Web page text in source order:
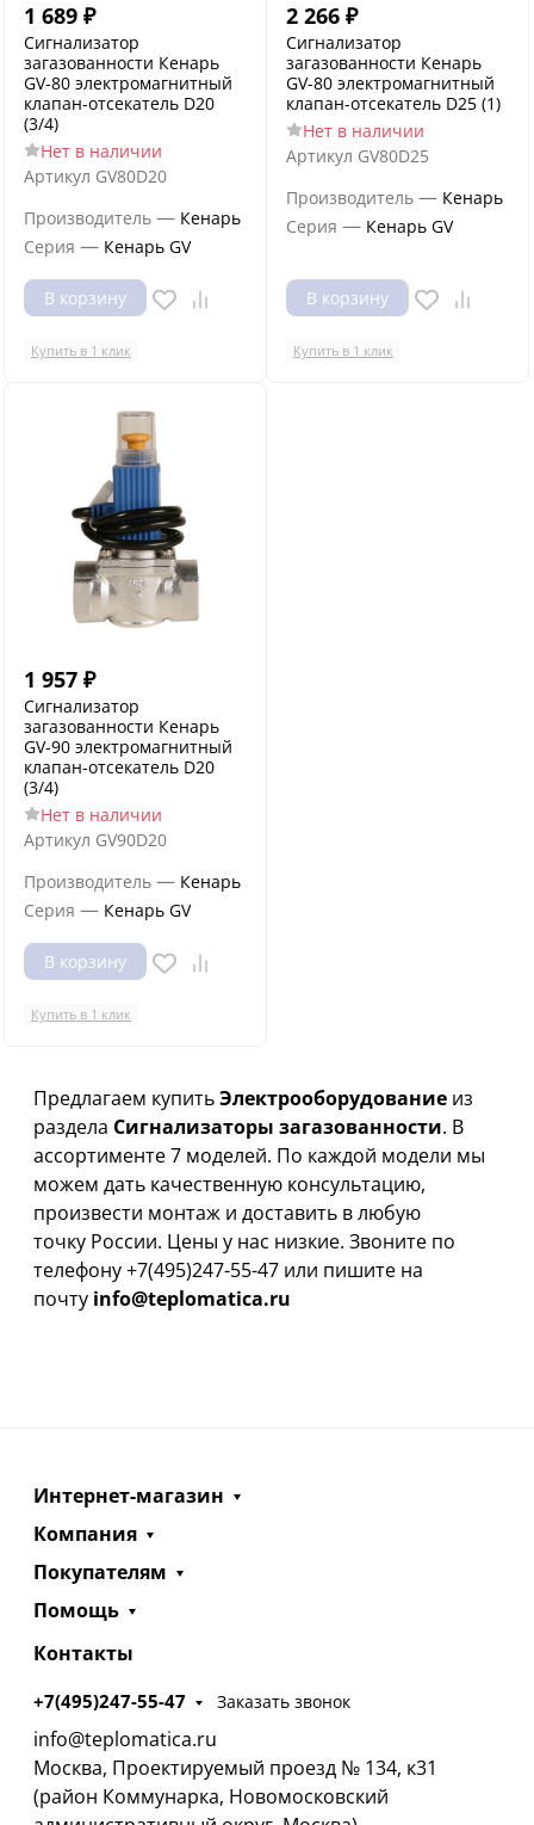
1 689 ₽
Сигнализатор
загазованности Кенарь
GV-80 электромагнитный
клапан-отсекатель D20
(3/4)
Нет в наличии
Артикул GV80D20
Производитель — Кенарь
Серия — Кенарь GV
В корзину
Купить в 1 клик
2 266 ₽
Сигнализатор
загазованности Кенарь
GV-80 электромагнитный
клапан-отсекатель D25 (1)
Нет в наличии
Артикул GV80D25
Производитель — Кенарь
Серия — Кенарь GV
В корзину
Купить в 1 клик
1 957 ₽
Сигнализатор
загазованности Кенарь
GV-90 электромагнитный
клапан-отсекатель D20
(3/4)
Нет в наличии
Артикул GV90D20
Производитель — Кенарь
Серия — Кенарь GV
В корзину
Купить в 1 клик
Предлагаем купитьЭлектрооборудование из
раздела Сигнализаторы загазованности. В
ассортименте 7 моделей. По каждой модели мы
можем дать качественную консультацию,
произвести монтаж и доставить в любую
точку России. Цены у нас низкие. Звоните по
телефону +7(495)247-55-47 или пишите на
почту info@teplomatica.ru
Интернет-магазин
Компания
Покупателям
Помощь
Контакты
+7(495)247-55-47 Заказать звонок
info@teplomatica.ru
Москва, Проектируемый проезд № 134, к31
(район Коммунарка, Новомосковский